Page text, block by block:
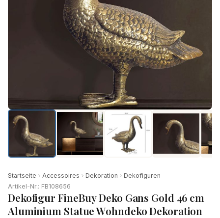
Startseite Accessoires Dekoration
Dekofiguren
Artikel-Nr.: FB108656
Dekofigur FineBuy Deko Gans Gold 46 cm
Aluminium Statue Wohndeko Dekoration